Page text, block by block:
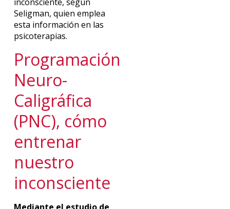
Seligman, quien emplea
esta información en las
psicoterapias.
Programación
Neuro-
Caligráfica
(PNC), cómo
entrenar
nuestro
inconsciente